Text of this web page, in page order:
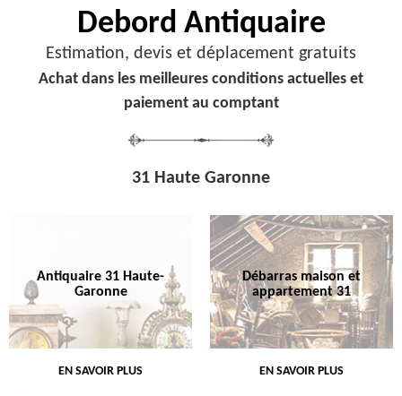
Debord Antiquaire
Estimation, devis et déplacement gratuits
Achat dans les meilleures conditions actuelles et
paiement au comptant
31 Haute Garonne
Antiquaire 31 Haute-
Garonne
EN SAVOIR PLUS
Débarras maison et
appartement 31
EN SAVOIR PLUS